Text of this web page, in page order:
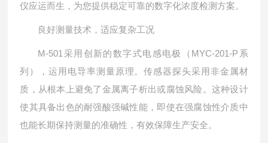
仪应运而生，为您提供稳定可靠的数字化浓度检测方案。
良好测量技术，适应复杂工况
M-501采用创新的数字式电感电极（MYC-201-P系
列），运用电导率测量原理。传感器探头采用非金属材
质，从根本上避免了金属离子析出或腐蚀风险。这种设计
使其具备出色的耐强酸强碱性能，即使在强腐蚀性介质中
也能长期保持测量的准确性，有效保障生产安全。